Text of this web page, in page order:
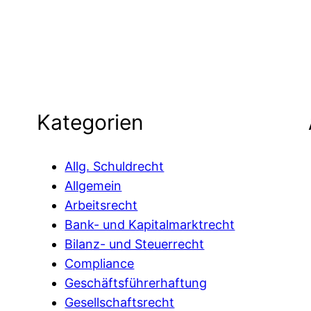
Kategorien
Allg. Schuldrecht
Allgemein
Arbeitsrecht
Bank- und Kapitalmarktrecht
Bilanz- und Steuerrecht
Compliance
Geschäftsführerhaftung
Gesellschaftsrecht